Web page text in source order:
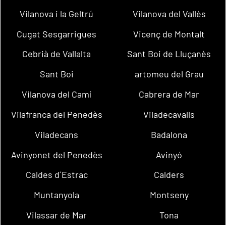
Vilanova i la Geltrú
Vilanova del Vallès
Cugat Sesgarrigues
Vicenç de Montalt
Cebrià de Vallalta
Sant Boi de Lluçanès
Sant Boi
artomeu del Grau
Vilanova del Camí
Cabrera de Mar
Vilafranca del Penedès
Viladecavalls
Viladecans
Badalona
Avinyonet del Penedès
Avinyó
Caldes d´Estrac
Calders
Muntanyola
Montseny
Vilassar de Mar
Tona